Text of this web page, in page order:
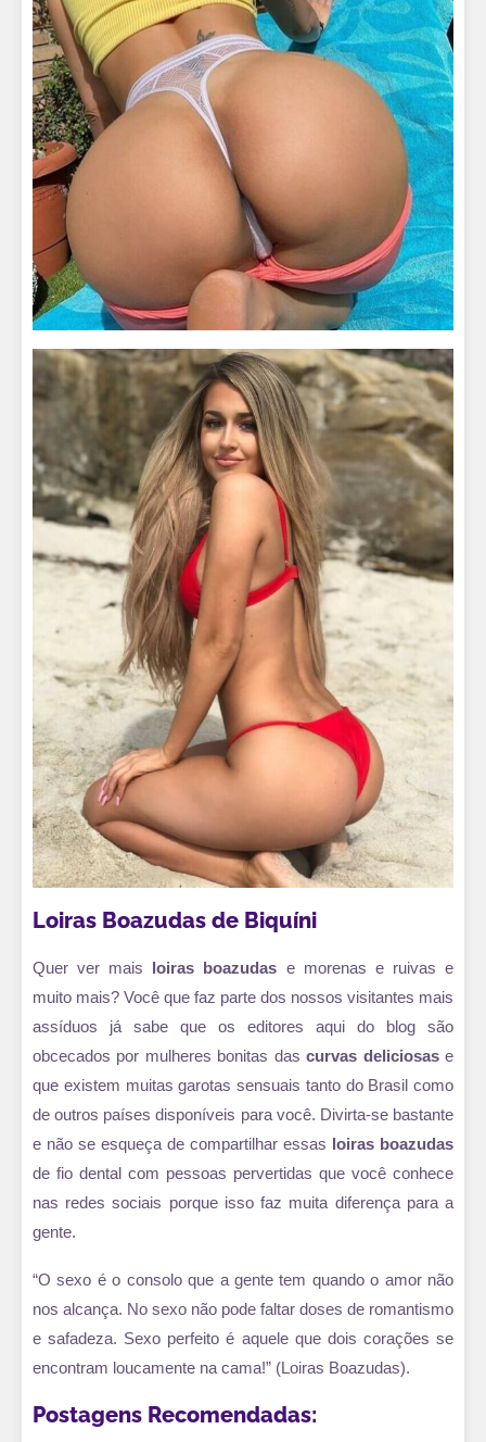
Loiras Boazudas de Biquíni
Quer ver mais loiras boazudas e morenas e ruivas e
muito mais? Você que faz parte dos nossos visitantes mais
assíduos já sabe que os editores aqui do blog são
obcecados por mulheres bonitas dascurvas deliciosase
que existem muitas garotas sensuais tanto do Brasil como
de outros países disponíveis para você. Divirta-se bastante
e não se esqueça de compartilhar essas loiras boazudas
de fio dental com pessoas pervertidas que você conhece
nas redes sociais porque isso faz muita diferença para a
gente.
“O sexo é o consolo que a gente tem quando o amor não
nos alcança. No sexo não pode faltar doses de romantismo
e safadeza. Sexo perfeito é aquele que dois corações se
encontram loucamente na cama!” (Loiras Boazudas).
Postagens Recomendadas: